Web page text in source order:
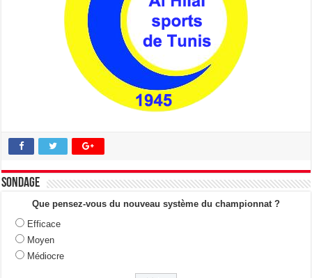
Sondage
Que pensez-vous du nouveau système du championnat ?
Efficace
Moyen
Médiocre